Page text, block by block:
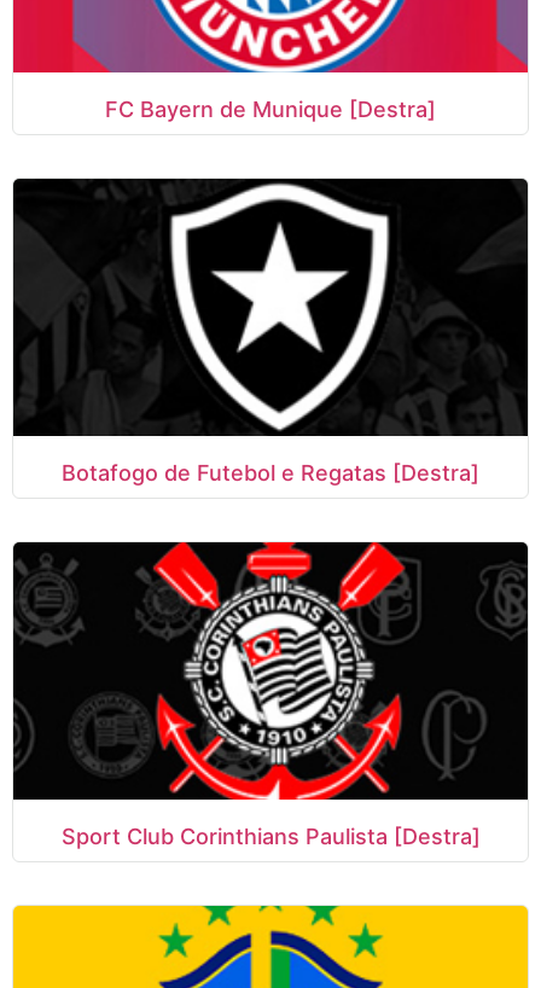
FC Bayern de Munique [Destra]
Botafogo de Futebol e Regatas [Destra]
Sport Club Corinthians Paulista [Destra]